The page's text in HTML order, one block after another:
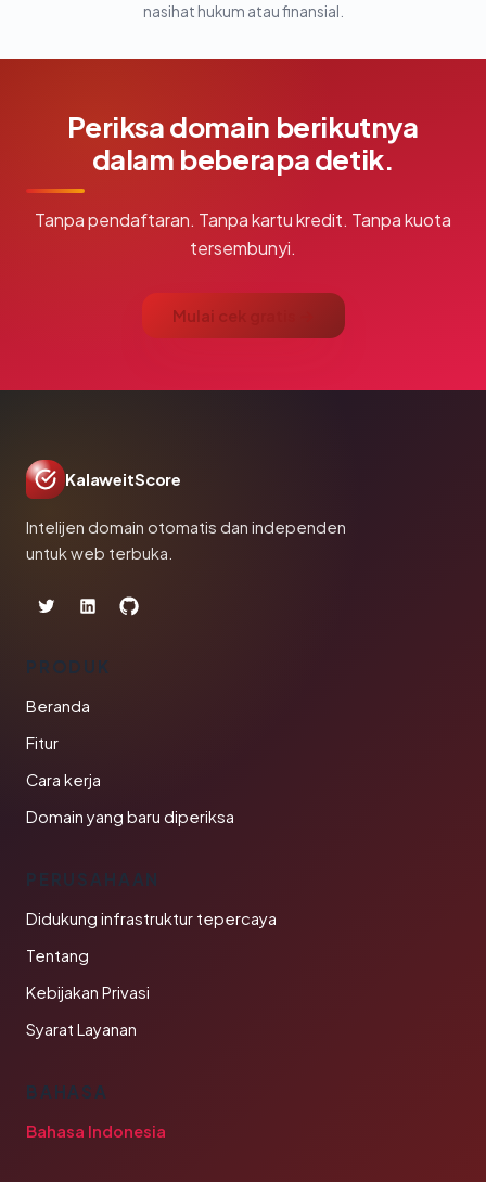
nasihat hukum atau finansial.
Periksa domain berikutnya
dalam beberapa detik.
Tanpa pendaftaran. Tanpa kartu kredit. Tanpa kuota
tersembunyi.
Mulai cek gratis →
KalaweitScore
Intelijen domain otomatis dan independen
untuk web terbuka.
PRODUK
Beranda
Fitur
Cara kerja
Domain yang baru diperiksa
PERUSAHAAN
Didukung infrastruktur tepercaya
Tentang
Kebijakan Privasi
Syarat Layanan
BAHASA
Bahasa Indonesia